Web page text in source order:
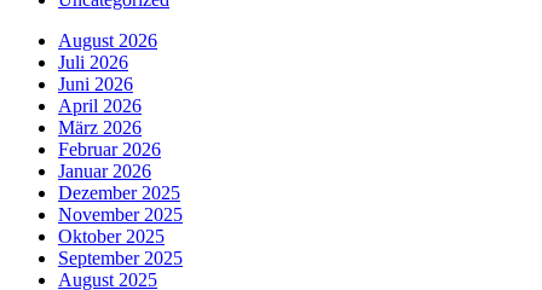
August 2026
Juli 2026
Juni 2026
April 2026
März 2026
Februar 2026
Januar 2026
Dezember 2025
November 2025
Oktober 2025
September 2025
August 2025